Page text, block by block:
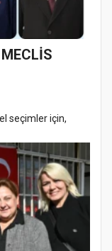
seçimler için,